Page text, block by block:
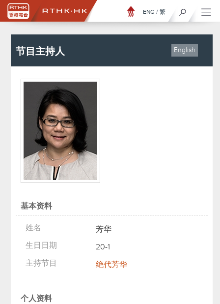
ENG / 繁
节目主持人 English
基本资料
姓名
芳华
生日日期
20-1
主持节目
绝代芳华
个人资料